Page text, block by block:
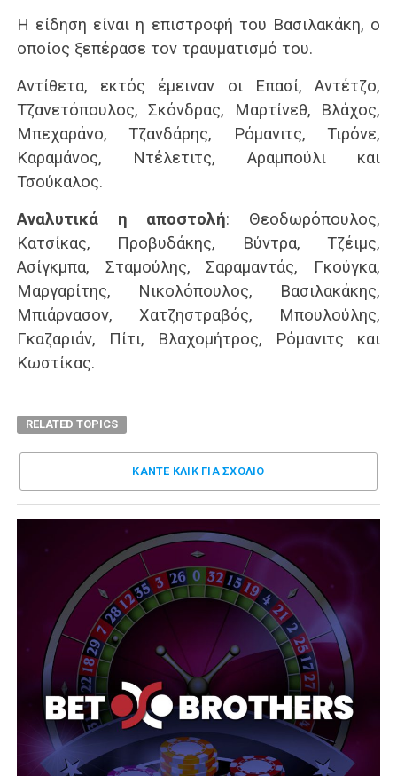
Η είδηση είναι η επιστροφή του Βασιλακάκη, ο
οποίος ξεπέρασε τον τραυματισμό του.
Αντίθετα, εκτός έμειναν οι Επασί, Αντέτζο,
Τζανετόπουλος, Σκόνδρας, Μαρτίνεθ, Βλάχος,
Μπεχαράνο, Τζανδάρης, Ρόμανιτς, Τιρόνε,
Καραμάνος, Ντέλετιτς, Αραμπούλι και
Τσούκαλος.
Αναλυτικά η αποστολή: Θεοδωρόπουλος,
Κατσίκας, Προβυδάκης, Βύντρα, Τζέιμς,
Ασίγκμπα, Σταμούλης, Σαραμαντάς, Γκούγκα,
Μαργαρίτης, Νικολόπουλος, Βασιλακάκης,
Μπιάρνασον, Χατζηστραβός, Μπουλούλης,
Γκαζαριάν, Πίτι, Βλαχομήτρος, Ρόμανιτς και
Κωστίκας.
RELATED TOPICS
ΚΑΝΤΕ ΚΛΊΚ ΓΙΑ ΣΧΌΛΙΟ